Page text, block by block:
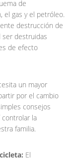
de
el gas y el petróleo.
destrucción de
ser destruidas
de efecto
un mayor
por el cambio
consejos
controlar la
familia.
El